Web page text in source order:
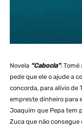
Novela “Cabocla”: Tomé
pede que ele o ajude a
concorda, para alívio de
empreste dinheiro para
Joaquim que Pepa tem
Zuca que não consegue